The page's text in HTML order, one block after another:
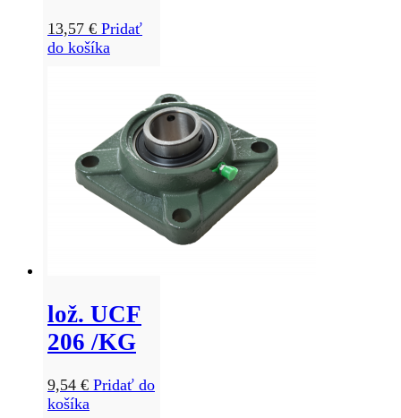
13,57 € Pridať
do košíka
lož. UCF
206 /KG
9,54 € Pridať do
košíka